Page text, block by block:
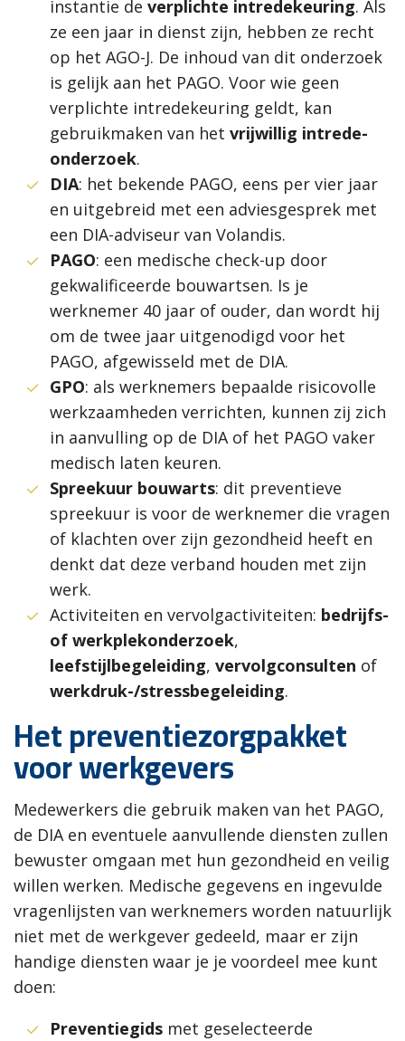
instantie de verplichte intredekeuring. Als
ze een jaar in dienst zijn, hebben ze recht
op het AGO-J. De inhoud van dit onderzoek
is gelijk aan het PAGO. Voor wie geen
verplichte intredekeuring geldt, kan
gebruikmaken van het vrijwillig intrede-
onderzoek.
DIA: het bekende PAGO, eens per vier jaar
en uitgebreid met een adviesgesprek met
een DIA-adviseur van Volandis.
PAGO: een medische check-up door
gekwalificeerde bouwartsen. Is je
werknemer 40 jaar of ouder, dan wordt hij
om de twee jaar uitgenodigd voor het
PAGO, afgewisseld met de DIA.
GPO: als werknemers bepaalde risicovolle
werkzaamheden verrichten, kunnen zij zich
in aanvulling op de DIA of het PAGO vaker
medisch laten keuren.
Spreekuur bouwarts: dit preventieve
spreekuur is voor de werknemer die vragen
of klachten over zijn gezondheid heeft en
denkt dat deze verband houden met zijn
werk.
Activiteiten en vervolgactiviteiten: bedrijfs-
of werkplekonderzoek,
leefstijlbegeleiding, vervolgconsulten of
werkdruk-/stressbegeleiding.
Het preventiezorgpakket
voor werkgevers
Medewerkers die gebruik maken van het PAGO,
de DIA en eventuele aanvullende diensten zullen
bewuster omgaan met hun gezondheid en veilig
willen werken. Medische gegevens en ingevulde
vragenlijsten van werknemers worden natuurlijk
niet met de werkgever gedeeld, maar er zijn
handige diensten waar je je voordeel mee kunt
doen:
Preventiegids met geselecteerde